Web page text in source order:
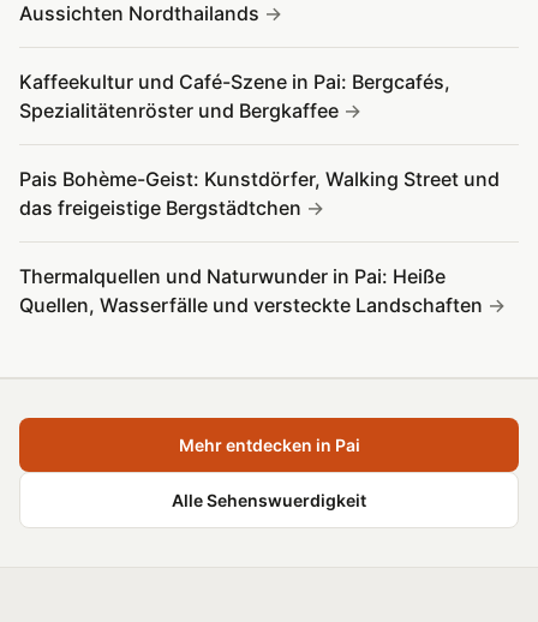
Aussichten Nordthailands
Kaffeekultur und Café-Szene in Pai: Bergcafés,
Spezialitätenröster und Bergkaffee
Pais Bohème-Geist: Kunstdörfer, Walking Street und
das freigeistige Bergstädtchen
Thermalquellen und Naturwunder in Pai: Heiße
Quellen, Wasserfälle und versteckte Landschaften
Mehr entdecken in Pai
Alle Sehenswuerdigkeit